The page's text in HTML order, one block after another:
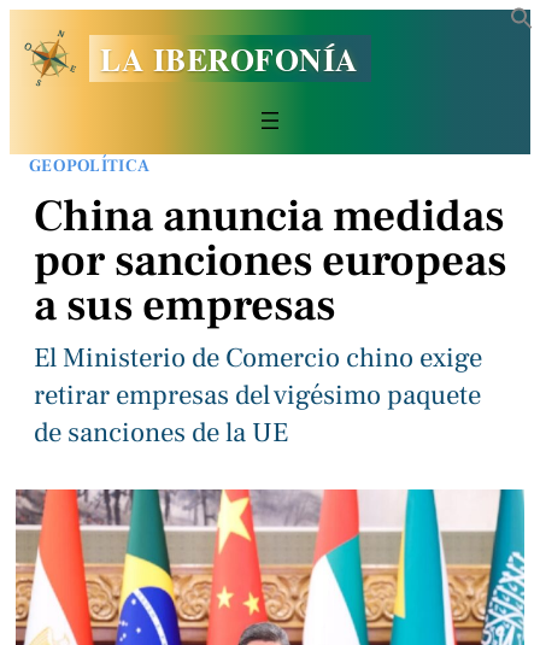
LA IBEROFONÍA
GEOPOLÍTICA
China anuncia medidas
por sanciones europeas
a sus empresas
El Ministerio de Comercio chino exige
retirar empresas del vigésimo paquete
de sanciones de la UE